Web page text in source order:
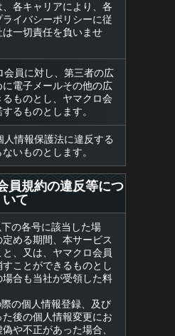
各キャリアにより、各
イバシーポリシーに従
一切責任を負いませ
会員に対し、第三者の広
電子メールその他の広
ものとし、ヤマクロ会
るものとします。
情報保護法に違反する
いものとします。
員規約の違反等につ
いて
の各号に該当した場
める期間、本サービス
、又は、ヤマクロ会員
ことができるものとし
場合も当社が受領した料
の個人情報登録、及び
後の個人情報変更にお
や不正があった場合、